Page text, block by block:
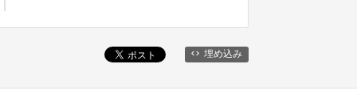
埋め込み